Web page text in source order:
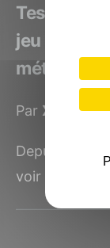
Test The
jeu
Par XLan le
Depuis les
voir il y a